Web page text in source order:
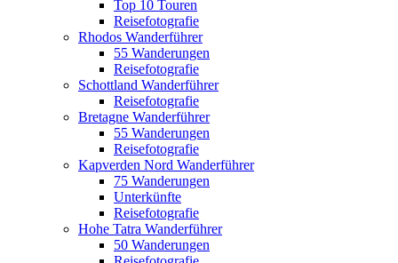
Top 10 Touren
Reisefotografie
Rhodos Wanderführer
55 Wanderungen
Reisefotografie
Schottland Wanderführer
Reisefotografie
Bretagne Wanderführer
55 Wanderungen
Reisefotografie
Kapverden Nord Wanderführer
75 Wanderungen
Unterkünfte
Reisefotografie
Hohe Tatra Wanderführer
50 Wanderungen